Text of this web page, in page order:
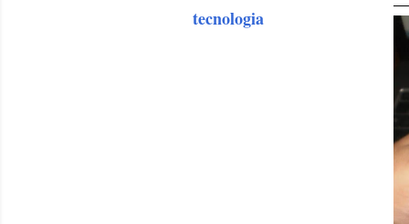
tecnologia